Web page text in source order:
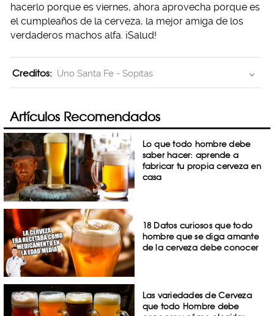
hacerlo porque es viernes, ahora aprovecha porque es
el cumpleaños de la cerveza, la mejor amiga de los
verdaderos machos alfa. ¡Salud!
Creditos: Uno Santa Fe - Sopitas
Artículos Recomendados
Lo que todo hombre debe
saber hacer: aprende a
fabricar tu propia cerveza en
casa
18 Datos curiosos que todo
hombre que se diga amante
de la cerveza debe conocer
Las variedades de Cerveza
que todo Hombre debe